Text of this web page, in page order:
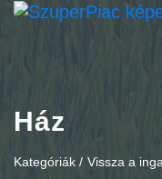
Ház
Kategóriák / Vissza a